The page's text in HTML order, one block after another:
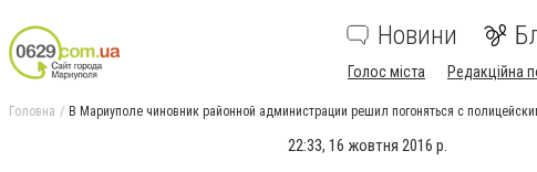
Новини
Голос міста Редакційна
Головна В Мариуполе чиновник районной администрации решил погоняться с
22:33, 16 жовтня 2016 р.